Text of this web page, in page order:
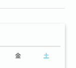
金 土